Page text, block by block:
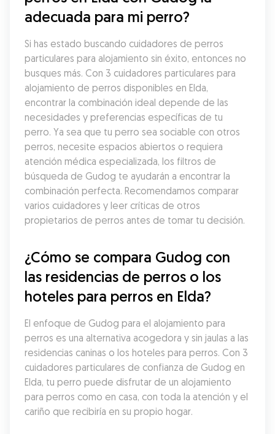
adecuada para mi perro?
Si has estado buscando cuidadores de perros
particulares para alojamiento sin éxito, entonces no
busques más. Con 3 cuidadores particulares para
alojamiento de perros disponibles en Elda,
encontrar la combinación ideal depende de las
necesidades y preferencias específicas de tu
perro. Ya sea que tu perro sea sociable con otros
perros, necesite espacios abiertos o requiera
atención médica especializada, los filtros de
búsqueda de Gudog te ayudarán a encontrar la
combinación perfecta. Recomendamos comparar
varios cuidadores y leer críticas de otros
propietarios de perros antes de tomar tu decisión.
¿Cómo se compara Gudog con
las residencias de perros o los
hoteles para perros en Elda?
El enfoque de Gudog para el alojamiento para
perros es una alternativa acogedora y sin jaulas a las
residencias caninas o los hoteles para perros. Con 3
cuidadores particulares de confianza de Gudog en
Elda, tu perro puede disfrutar de un alojamiento
para perros como en casa, con toda la atención y el
cariño que recibiría en su propio hogar.